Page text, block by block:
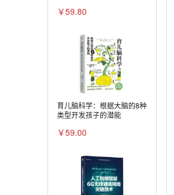
￥59.80
育儿脑科学：根据大脑的8种
类型开发孩子的潜能
￥59.00